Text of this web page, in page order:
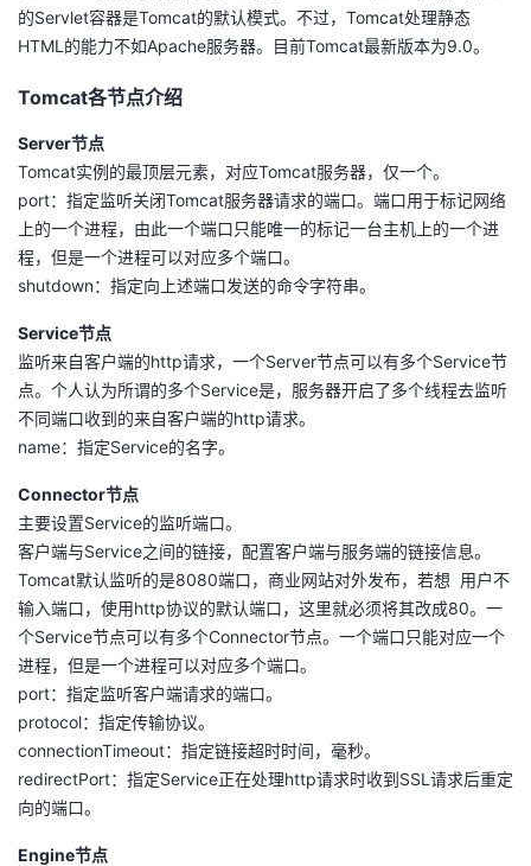
注
开
发
者
学
堂
我
的
程
我
认
证
的
实
验
我
的
收
藏
的
Programs
我
的
支
持
我
技
术
支
持
的
云
声
建
议
的Servlet容器是Tomcat的默认模式。不过，Tomcat处理静态
HTML的能力不如Apache服务器。目前Tomcat最新版本为9.0。
Tomcat各节点介绍
Server节点
Tomcat实例的最顶层元素，对应Tomcat服务器，仅一个。
port：指定监听关闭Tomcat服务器请求的端口。端口用于标记网络
上的一个进程，由此一个端口只能唯一的标记一台主机上的一个进
程，但是一个进程可以对应多个端口。
shutdown：指定向上述端口发送的命令字符串。
Service节点
监听来自客户端的http请求，一个Server节点可以有多个Service节
点。个人认为所谓的多个Service是，服务器开启了多个线程去监听
不同端口收到的来自客户端的http请求。
name：指定Service的名字。
Connector节点
主要设置Service的监听端口。
客户端与Service之间的链接，配置客户端与服务端的链接信息。
Tomcat默认监听的是8080端口，商业网站对外发布，若想 用户不
输入端口，使用http协议的默认端口，这里就必须将其改成80。一
个Service节点可以有多个Connector节点。一个端口只能对应一个
进程，但是一个进程可以对应多个端口。
port：指定监听客户端请求的端口。
protocol：指定传输协议。
connectionTimeout：指定链接超时时间，毫秒。
redirectPort：指定Service正在处理http请求时收到SSL请求后重定
向的端口。
Engine节点